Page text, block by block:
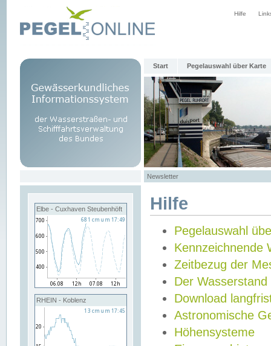
Hilfe
Start Pegelauswahl über Karte
Newsletter
Elbe - Cuxhaven Steubenhöft
RHEIN - Koblenz
Hilfe
Pegelauswahl
Kennzeichnende
Zeitbezug der
Der Wasserstand
Download
Astronomische
Höhensysteme